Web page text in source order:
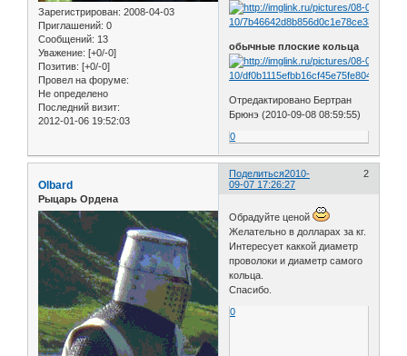
Зарегистрирован: 2008-04-03
Приглашений: 0
Сообщений: 13
Уважение: [+0/-0]
Позитив: [+0/-0]
Провел на форуме:
Не определено
Последний визит:
2012-01-06 19:52:03
обычные плоские кольца
Отредактировано Бертран
Брюнэ (2010-09-08 08:59:55)
0
Поделиться 2
2010-
09-07 17:26:27
Olbard
Рыцарь Ордена
Обрадуйте ценой
Желательно в долларах за кг.
Интересует каккой диаметр
проволоки и диаметр самого
кольца.
Спасибо.
0